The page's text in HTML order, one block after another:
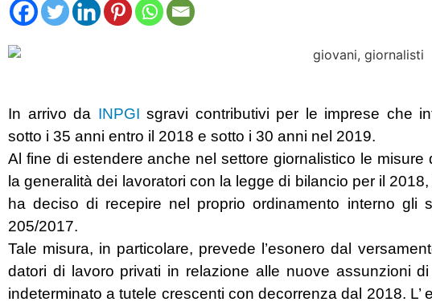
In arrivo da INPGI sgravi contributivi per le imprese che
sotto i 35 anni entro il 2018 e sotto i 30 anni nel 2019.
Al fine di estendere anche nel settore giornalistico le misure
la generalità dei lavoratori con la legge di bilancio per il
ha deciso di recepire nel proprio ordinamento interno gli
205/2017.
Tale misura, in particolare, prevede l’esonero dal
datori di lavoro privati in relazione alle nuove assunzioni
indeterminato a tutele crescenti con decorrenza dal 2018. L’